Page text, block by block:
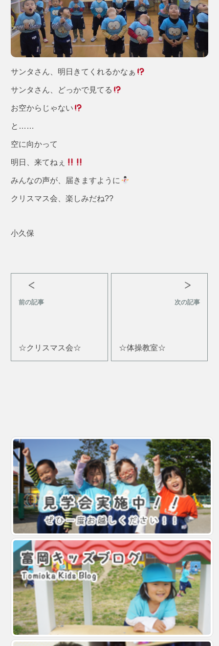
サンタさん、明日きてくれるかなぁ
サンタさん、どっかで見てる
お空からじゃない
と……
空に向かって
明日、来てねぇ
みんなの声が、届きますように
クリスマス会、楽しみだね??
小久保
前の記事
☆クリスマス会☆
次の記事
☆体操教室☆